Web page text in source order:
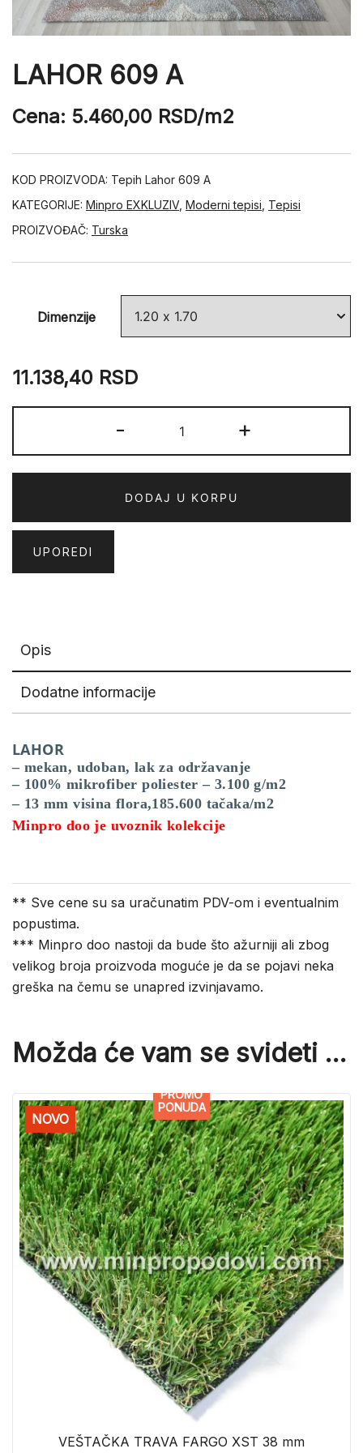
LAHOR 609 A
Cena: 5.460,00 RSD/m2
KOD PROIZVODA: Tepih Lahor 609 A
KATEGORIJE: Minpro EXKLUZIV, Moderni tepisi Tepisi
PROIZVOĐAČ: Turska
Dimenzije
11.138,40 RSD
-
609
A
+
DODAJ U KORPU
UPOREDI
Opis
Dodatne informacije
LAHOR
– mekan, udoban, lak za održavanje
– 100% mikrofiber poliester – 3.100 g/m2
– 13 mm visina flora,185.600 tačaka/m2
Minpro doo je uvoznik kolekcije
** Sve cene su sa uračunatim PDV-om i eventualnim
popustima.
*** Minpro doo nastoji da bude što ažurniji ali zbog
velikog broja proizvoda moguće je da se pojavi neka
greška na čemu se unapred izvinjavamo.
Možda će vam se svideti …
NOVO
PROMO
PONUDA
VEŠTAČKA TRAVA FARGO XST 38 mm